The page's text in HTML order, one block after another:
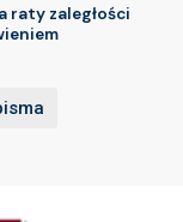
raty zaległości